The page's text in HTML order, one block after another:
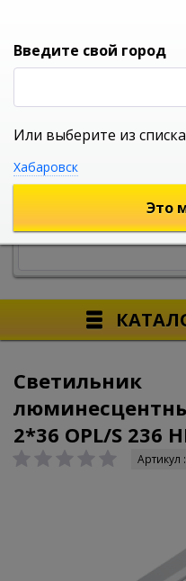
УНИВЕРСАЛЬНЫЙ
Светильник
2*36 OPL/S 236
Артикул :
Введите свой город
Или выберите из
Хабаровск
Это